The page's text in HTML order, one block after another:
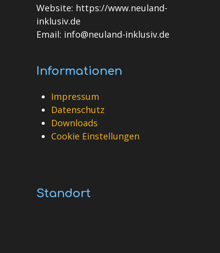
Website: https://www.neuland-
inklusiv.de
Email: info@neuland-inklusiv.de
Informationen
Impressum
Datenschutz
Downloads
Cookie Einstellungen
Standort